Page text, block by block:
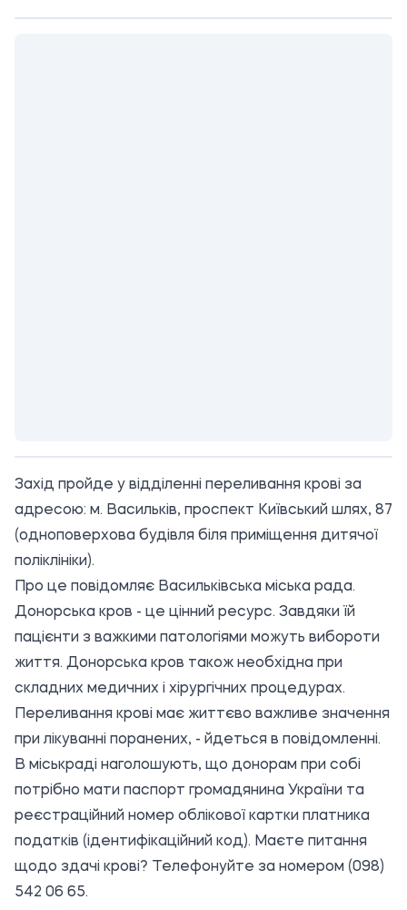
Захід пройде у відділенні переливання крові за
адресою: м. Васильків, проспект Київський шлях, 87
(одноповерхова будівля біля приміщення дитячої
поліклініки).
Про це повідомляє Васильківська міська рада.
Донорська кров - це цінний ресурс. Завдяки їй
пацієнти з важкими патологіями можуть вибороти
життя. Донорська кров також необхідна при
складних медичних і хірургічних процедурах.
Переливання крові має життєво важливе значення
при лікуванні поранених, - йдеться в повідомленні.
В міськраді наголошують, що донорам при собі
потрібно мати паспорт громадянина України та
реєстраційний номер облікової картки платника
податків (ідентифікаційний код). Маєте питання
щодо здачі крові? Телефонуйте за номером (098)
542 06 65.